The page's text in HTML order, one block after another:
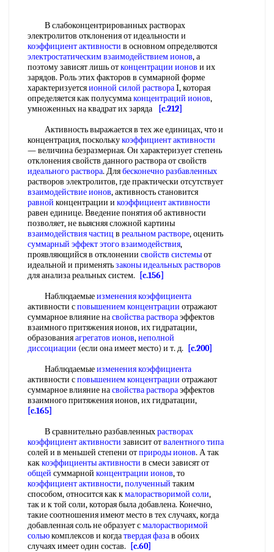
В слабоконцентрированных растворах
электролитов отклонения от идеальности и
коэффициент активности в основном определяются
электростатическим взаимодействием ионов, а
поэтому зависят лишь отконцентрации ионов и их
зарядов. Роль этих факторов в суммарной форме
характеризуетсяионной силой раствораI, которая
определяется как полусуммаконцентраций ионов,
умноженных на квадрат их заряда
[c.212]
Активность выражается в тех же единицах, что и
концентрация, посколькукоэффициент активности
— величина безразмерная. Он характеризует степень
отклонения свойств данного раствора от свойств
идеального раствора. Длябесконечно разбавленных
растворов электролитов, где практически отсутствует
взаимодействие ионов, активность становится
равной концентрации и коэффициент активности
равен единице. Введение понятия об активности
позволяет, не выясняя сложной картины
взаимодействия частиц в реальном растворе, оценить
суммарный эффектэтого взаимодействия,
проявляющийся в отклонении свойств системыот
идеальной и применятьзаконы идеальных растворов
для анализа реальных систем.
[c.156]
Наблюдаемыеизменения коэффициента
активности сповышением концентрации отражают
суммарное влияние насвойства раствораэффектов
взаимного притяжения ионов, их гидратации,
образованияагрегатов ионов,неполной
диссоциации (если она имеет место) и т. д.
[c.200]
Наблюдаемыеизменения коэффициента
активности сповышением концентрации отражают
суммарное влияние насвойства раствораэффектов
взаимного притяжения ионов, их гидратации,
[c.165]
В сравнительно разбавленныхрастворах
коэффициент активности зависит отвалентного типа
солей и в меньшей степени отприроды ионов. А так
каккоэффициенты активности в смеси зависят от
общей суммарной концентрации ионов, то
коэффициент активности,полученный таким
способом, относится как кмалорастворимой соли,
так и к той соли, которая была добавлена. Конечно,
такие соотношения имеют место в тех случаях, когда
добавленная соль не образует смалорастворимой
сольюкомплексов и когдатвердая фазав обоих
случаях имеет один состав.
[c.60]